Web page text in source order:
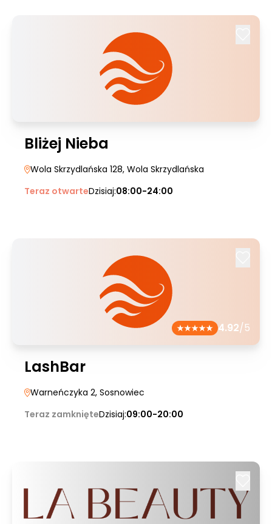
Bliżej Nieba
Wola Skrzydlańska 128, Wola Skrzydlańska
Teraz otwarteDzisiaj:08:00-24:00
4.92/5
LashBar
Warneńczyka 2, Sosnowiec
Teraz zamknięteDzisiaj:09:00-20:00